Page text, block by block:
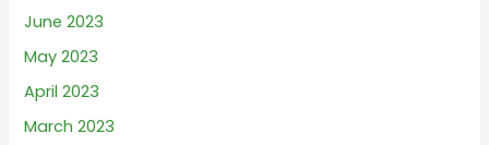
June 2023
May 2023
April 2023
March 2023